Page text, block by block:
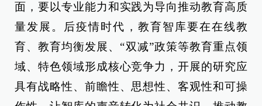
面，要以专业能力和实践为导向推动教育高质
量发展。后疫情时代，教育智库要在在线教
育、教育均衡发展、“双减”政策等教育重点领
域、特色领域形成核心竞争力，开展的研究应
具有战略性、前瞻性、思想性、客观性和可操